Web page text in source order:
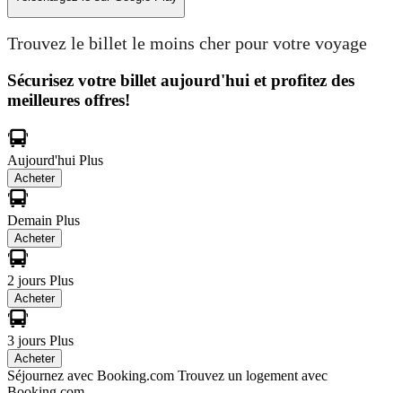
Trouvez le billet le moins cher pour votre voyage
Sécurisez votre billet aujourd'hui et profitez des
meilleures offres!
Aujourd'hui Plus
Acheter
Demain Plus
Acheter
2 jours Plus
Acheter
3 jours Plus
Acheter
Séjournez avec Booking.com Trouvez un logement avec